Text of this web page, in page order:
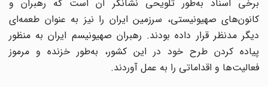
برخی اسناد به‌طور تلویحی نشانگر آن است که رهبران و
کانون‌های صهیونیستی، سرزمین ایران را نیز به عنوان طعمه‌ای
دیگر مدنظر قرار داده بودند. رهبران صهیونیسم ایران به منظور
پیاده کردن طرح خود در این کشور، به‌طور خزنده و مرموز
فعالیت‌ها و اقداماتی را به عمل آوردند.